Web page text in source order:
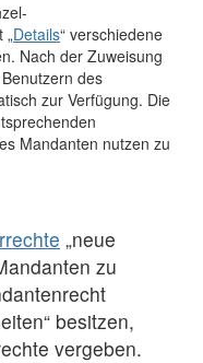
„Details“ verschiedene
Nach der Zuweisung
des
zur Verfügung. Die
Mandanten nutzen zu
„neue
zu
besitzen,
vergeben.